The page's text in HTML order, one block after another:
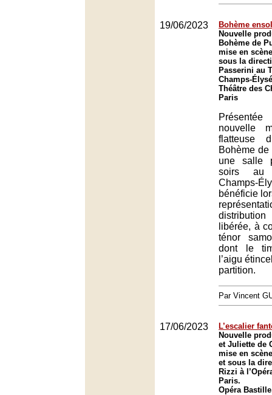
19/06/2023
Bohème
Nouvelle
Bohème de
mise en
sous la
Passerini au
Champs-
Théâtre des
Paris
nouvelle
flatteuse
Bohème
une salle
soirs au
bénéficie
libérée, à
ténor
dont le
l’aigu
partition.
Par Vincent
17/06/2023
L’escalier
Nouvelle
et Juliette de
mise en
et sous la
Rizzi à
Paris.
Opéra